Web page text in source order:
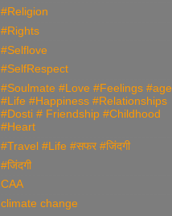
#Religion
#Rights
#Selflove
#SelfRespect
#Soulmate #Love #Feelings #age
#Life #Happiness #Relationships
#Dosti # Friendship #Childhood
#Heart
#Travel #Life #सफर #जिंदगी
#जिंदगी
CAA
climate change